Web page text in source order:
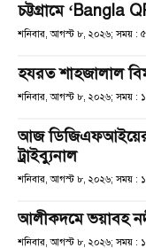
চট্টগ্রামে ‘Bangla
শনিবার, আগস্ট ৮, ২০২৬; সময় :
হযরত শাহজালাল
শনিবার, আগস্ট ৮, ২০২৬; সময় :
আজ ডিজিএফআইয়ের
ট্রাইব্যুনাল
শনিবার, আগস্ট ৮, ২০২৬; সময় :
আলীকদমে ভয়াবহ
শনিবার, আগস্ট ৮, ২০২৬; সময় :